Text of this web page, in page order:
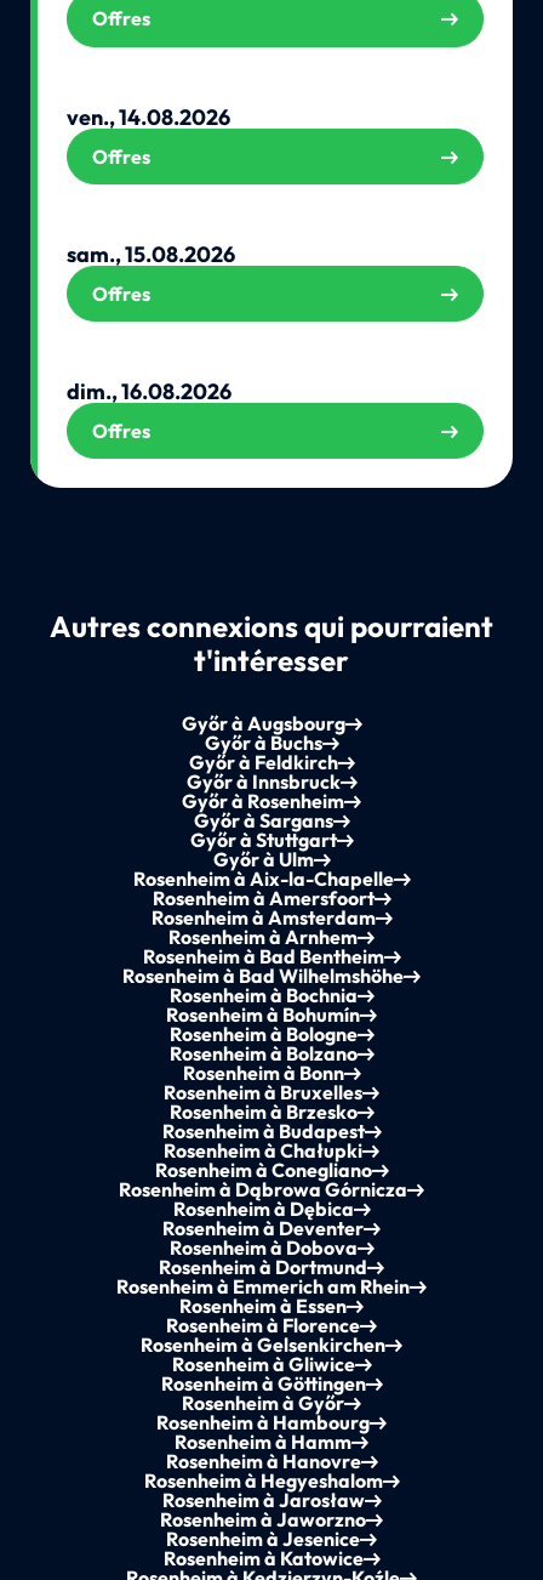
Offres
ven., 14.08.2026
Offres
sam., 15.08.2026
Offres
dim., 16.08.2026
Offres
Autres connexions qui pourraient
t'intéresser
Győr à Augsbourg
Győr à Buchs
Győr à Feldkirch
Győr à Innsbruck
Győr à Rosenheim
Győr à Sargans
Győr à Stuttgart
Győr à Ulm
Rosenheim à Aix-la-Chapelle
Rosenheim à Amersfoort
Rosenheim à Amsterdam
Rosenheim à Arnhem
Rosenheim à Bad Bentheim
Rosenheim à Bad Wilhelmshöhe
Rosenheim à Bochnia
Rosenheim à Bohumín
Rosenheim à Bologne
Rosenheim à Bolzano
Rosenheim à Bonn
Rosenheim à Bruxelles
Rosenheim à Brzesko
Rosenheim à Budapest
Rosenheim à Chałupki
Rosenheim à Conegliano
Rosenheim à Dąbrowa Górnicza
Rosenheim à Dębica
Rosenheim à Deventer
Rosenheim à Dobova
Rosenheim à Dortmund
Rosenheim à Emmerich am Rhein
Rosenheim à Essen
Rosenheim à Florence
Rosenheim à Gelsenkirchen
Rosenheim à Gliwice
Rosenheim à Göttingen
Rosenheim à Győr
Rosenheim à Hambourg
Rosenheim à Hamm
Rosenheim à Hanovre
Rosenheim à Hegyeshalom
Rosenheim à Jarosław
Rosenheim à Jaworzno
Rosenheim à Jesenice
Rosenheim à Katowice